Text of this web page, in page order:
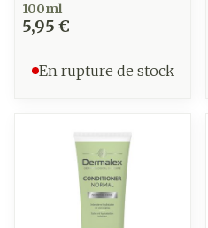
100ml
5,95 €
En rupture de stock